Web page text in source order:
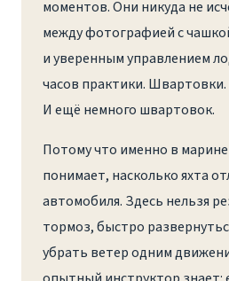
моментов. Они никуда не
между фотографией с
и уверенным управлением
часов практики.
И ещё немного швартовок.
Потому что именно в
понимает, насколько яхта
автомобиля. Здесь нельзя
тормоз, быстро
убрать ветер одним